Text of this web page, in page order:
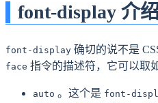
font-display 介绍
font-display 确切的说不是
face 指令的描述符，它可以取
auto 。这个是 font-